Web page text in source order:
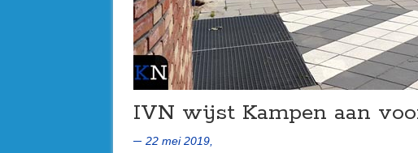
IVN wijst Kampen aan
22 mei 2019,